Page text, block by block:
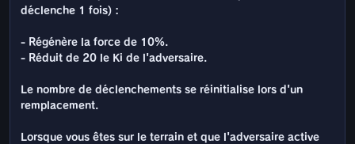
déclenche 1 fois) :
- Régénère la force de 10%.
- Réduit de 20 le Ki de l'adversaire.
Le nombre de déclenchements se réinitialise lors d'un
remplacement.
Lorsque vous êtes sur le terrain et que l'adversaire active